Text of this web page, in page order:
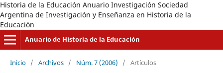
Historia de la Educación Anuario Investigación Sociedad
Argentina de Investigación y Enseñanza en Historia de la
Educación
Anuario de Historia de la Educación
Inicio / Archivos / Núm. 7 (2006) / Artículos